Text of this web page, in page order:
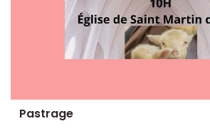
Pastrage